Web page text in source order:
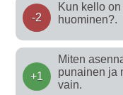
-2
Kun kello
huominen?.
+1
Miten
punainen ja
vain.